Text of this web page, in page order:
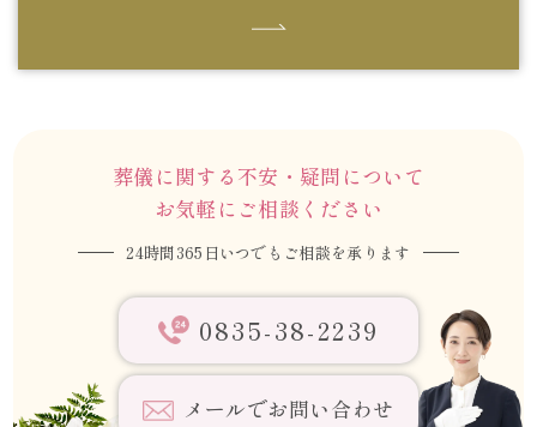
葬儀に関する不安・疑問について
お気軽にご相談ください
24時間365日いつでもご相談を承ります
0835-38-2239
メールでお問い合わせ